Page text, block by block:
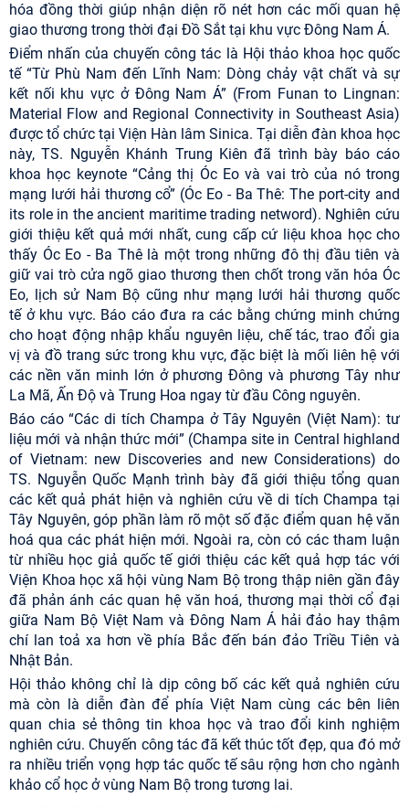
hóa đồng thời giúp nhận diện rõ nét hơn các mối quan hệ
giao thương trong thời đại Đồ Sắt tại khu vực Đông Nam Á.
Điểm nhấn của chuyến công tác là Hội thảo khoa học quốc
tế “Từ Phù Nam đến Lĩnh Nam: Dòng chảy vật chất và sự
kết nối khu vực ở Đông Nam Á” (From Funan to Lingnan:
Material Flow and Regional Connectivity in Southeast Asia)
được tổ chức tại Viện Hàn lâm Sinica. Tại diễn đàn khoa học
này, TS. Nguyễn Khánh Trung Kiên đã trình bày báo cáo
khoa học keynote “Cảng thị Óc Eo và vai trò của nó trong
mạng lưới hải thương cổ” (Óc Eo - Ba Thê: The port-city and
its role in the ancient maritime trading netword). Nghiên cứu
giới thiệu kết quả mới nhất, cung cấp cứ liệu khoa học cho
thấy Óc Eo - Ba Thê là một trong những đô thị đầu tiên và
giữ vai trò cửa ngõ giao thương then chốt trong văn hóa Óc
Eo, lịch sử Nam Bộ cũng như mạng lưới hải thương quốc
tế ở khu vực. Báo cáo đưa ra các bằng chứng minh chứng
cho hoạt động nhập khẩu nguyên liệu, chế tác, trao đổi gia
vị và đồ trang sức trong khu vực, đặc biệt là mối liên hệ với
các nền văn minh lớn ở phương Đông và phương Tây như
La Mã, Ấn Độ và Trung Hoa ngay từ đầu Công nguyên.
Báo cáo “Các di tích Champa ở Tây Nguyên (Việt Nam): tư
liệu mới và nhận thức mới” (Champa site in Central highland
of Vietnam: new Discoveries and new Considerations) do
TS. Nguyễn Quốc Mạnh trình bày đã giới thiệu tổng quan
các kết quả phát hiện và nghiên cứu về di tích Champa tại
Tây Nguyên, góp phần làm rõ một số đặc điểm quan hệ văn
hoá qua các phát hiện mới. Ngoài ra, còn có các tham luận
từ nhiều học giả quốc tế giới thiệu các kết quả hợp tác với
Viện Khoa học xã hội vùng Nam Bộ trong thập niên gần đây
đã phản ánh các quan hệ văn hoá, thương mại thời cổ đại
giữa Nam Bộ Việt Nam và Đông Nam Á hải đảo hay thậm
chí lan toả xa hơn về phía Bắc đến bán đảo Triều Tiên và
Nhật Bản.
Hội thảo không chỉ là dịp công bố các kết quả nghiên cứu
mà còn là diễn đàn để phía Việt Nam cùng các bên liên
quan chia sẻ thông tin khoa học và trao đổi kinh nghiệm
nghiên cứu. Chuyến công tác đã kết thúc tốt đẹp, qua đó mở
ra nhiều triển vọng hợp tác quốc tế sâu rộng hơn cho ngành
khảo cổ học ở vùng Nam Bộ trong tương lai.